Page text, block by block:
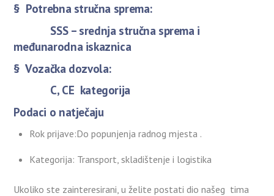
§ Potrebna stručna sprema:
SSS – srednja stručna sprema i
međunarodna iskaznica
§ Vozačka dozvola:
C, CE kategorija
Podaci o natječaju
Rok prijave:Do popunjenja radnog mjesta .
Kategorija: Transport, skladištenje i logistika
Ukoliko ste zainteresirani, u želite postati dio našeg tima